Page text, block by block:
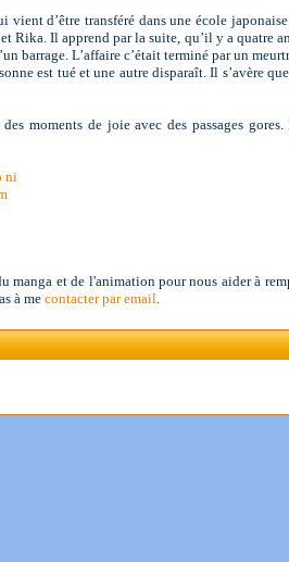
d’être transféré dans une école
Rika. Il apprend par la suite, qu’il y a quatre
barrage. L’affaire c’était terminé par un
est tué et une autre disparaît. Il s’avère
moments de joie avec des passages
ni
manga et de l'animation pour nous aider à
à me contacter par email.